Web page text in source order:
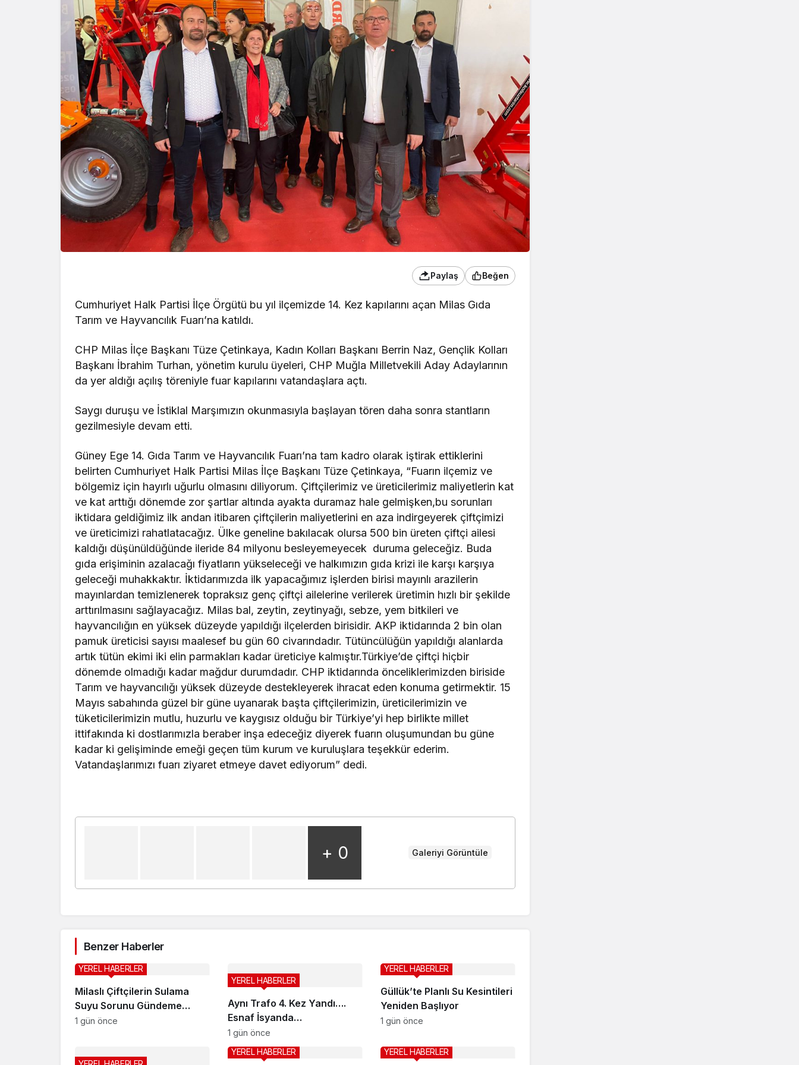
Paylaş Beğen
Cumhuriyet Halk Partisi İlçe Örgütü bu yıl ilçemizde 14. Kez kapılarını açan Milas Gıda
Tarım ve Hayvancılık Fuarı’na katıldı.
CHP Milas İlçe Başkanı Tüze Çetinkaya, Kadın Kolları Başkanı Berrin Naz, Gençlik Kolları
Başkanı İbrahim Turhan, yönetim kurulu üyeleri, CHP Muğla Milletvekili Aday Adaylarının
da yer aldığı açılış töreniyle fuar kapılarını vatandaşlara açtı.
Saygı duruşu ve İstiklal Marşımızın okunmasıyla başlayan tören daha sonra stantların
gezilmesiyle devam etti.
Güney Ege 14. Gıda Tarım ve Hayvancılık Fuarı’na tam kadro olarak iştirak ettiklerini
belirten Cumhuriyet Halk Partisi Milas İlçe Başkanı Tüze Çetinkaya, “Fuarın ilçemiz ve
bölgemiz için hayırlı uğurlu olmasını diliyorum. Çiftçilerimiz ve üreticilerimiz maliyetlerin kat
ve kat arttığı dönemde zor şartlar altında ayakta duramaz hale gelmişken,bu sorunları
iktidara geldiğimiz ilk andan itibaren çiftçilerin maliyetlerini en aza indirgeyerek çiftçimizi
ve üreticimizi rahatlatacağız. Ülke geneline bakılacak olursa 500 bin üreten çiftçi ailesi
kaldığı düşünüldüğünde ileride 84 milyonu besleyemeyecek duruma geleceğiz. Buda
gıda erişiminin azalacağı fiyatların yükseleceği ve halkımızın gıda krizi ile karşı karşıya
geleceği muhakkaktır. İktidarımızda ilk yapacağımız işlerden birisi mayınlı arazilerin
mayınlardan temizlenerek topraksız genç çiftçi ailelerine verilerek üretimin hızlı bir şekilde
arttırılmasını sağlayacağız. Milas bal, zeytin, zeytinyağı, sebze, yem bitkileri ve
hayvancılığın en yüksek düzeyde yapıldığı ilçelerden birisidir. AKP iktidarında 2 bin olan
pamuk üreticisi sayısı maalesef bu gün 60 civarındadır. Tütüncülüğün yapıldığı alanlarda
artık tütün ekimi iki elin parmakları kadar üreticiye kalmıştır.Türkiye’de çiftçi hiçbir
dönemde olmadığı kadar mağdur durumdadır. CHP iktidarında önceliklerimizden biriside
Tarım ve hayvancılığı yüksek düzeyde destekleyerek ihracat eden konuma getirmektir. 15
Mayıs sabahında güzel bir güne uyanarak başta çiftçilerimizin, üreticilerimizin ve
tüketicilerimizin mutlu, huzurlu ve kaygısız olduğu bir Türkiye’yi hep birlikte millet
ittifakında ki dostlarımızla beraber inşa edeceğiz diyerek fuarın oluşumundan bu güne
kadar ki gelişiminde emeği geçen tüm kurum ve kuruluşlara teşekkür ederim.
Vatandaşlarımızı fuarı ziyaret etmeye davet ediyorum” dedi.
+ 0 Galeriyi Görüntüle
Benzer Haberler
Milaslı Çiftçilerin Sulama
Suyu Sorunu Gündeme
Taşındı: Kahraman Akar
YEREL HABERLER
1 gün önce
Aynı Trafo 4. Kez Yandı….
Esnaf İsyanda…
YEREL HABERLER
1 gün önce
Güllük’te Planlı Su Kesintileri
Yeniden Başlıyor
YEREL HABERLER
1 gün önce
YEREL HABERLER YEREL HABERLER